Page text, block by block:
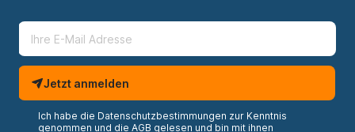
Jetzt anmelden
Ich habe die Datenschutzbestimmungen zur Kenntnis
genommen und die AGB gelesen und bin mit ihnen